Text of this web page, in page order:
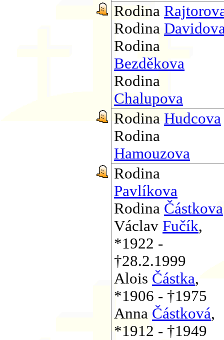
Rodina
Rodina
Rodina
Bezděkova
Rodina
Chalupova
Rodina Hudcova
Rodina
Hamouzova
Rodina
Pavlíkova
Rodina Částkova
Václav Fučík,
*1922 -
†28.2.1999
Alois Částka,
*1906 - †1975
Anna Částková,
*1912 - †1949